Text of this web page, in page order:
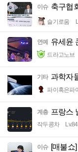
이슈 축구협
슬기로움
연예 유세윤
드라고노브
기타 과학자
파이혹은파
계층 프랑스
작두콩차 Lv.84
이슈 [매불쇼